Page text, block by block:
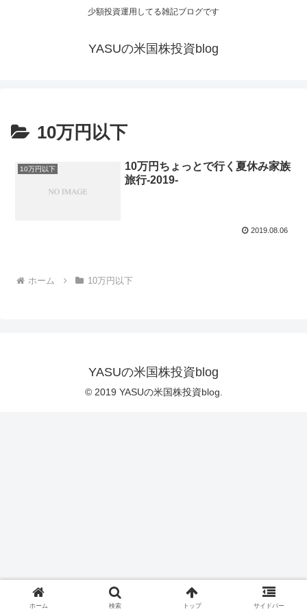
少額投資運用してる雑記ブログです
YASUの米国株投資blog
10万円以下
10万円以下
10万円ちょっとで行く夏休み家族
旅行-2019-
2019.08.06
ホーム 10万円以下
YASUの米国株投資blog
© 2019 YASUの米国株投資blog.
ホーム 検索 トップ サイドバー